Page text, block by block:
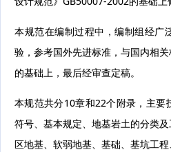
本规范在编制过程中，编制组经广
验，参考国外先进标准，与国内相
的基础上，最后经审查定稿。
本规范共分10章和22个附录，主要
符号、基本规定、地基岩土的分类
区地基、软弱地基、基础、基坑工程